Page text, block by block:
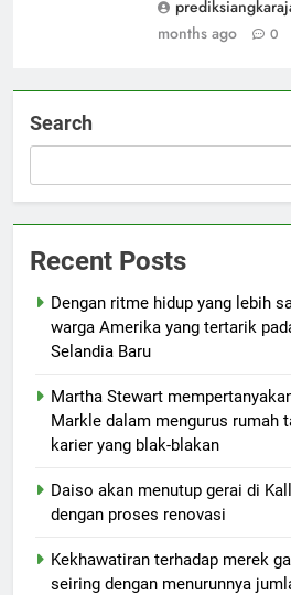
months ago
0
Search
Recent Posts
Dengan ritme hidup yang lebih
warga Amerika yang tertarik
Selandia Baru
Martha Stewart
Markle dalam mengurus rumah
karier yang blak-blakan
Daiso akan menutup gerai di
dengan proses renovasi
Kekhawatiran terhadap merek
seiring dengan menurunnya